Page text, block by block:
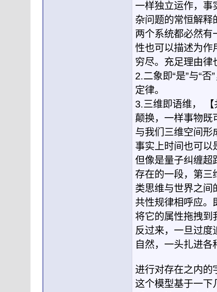
一样独立运作，事
杂问题的常恒解释
两个系统都必然有
性也可以描述为作
穷尽。充足理由律
2.二象即“是”与“
定律。
3.三维即语维，
颠换，一样事物既
与我们三维空间形
事实上时间也可以
但像是量子纠缠超
存在的一段，第三
类思维与世界之间
共性规律相呼应。
将它的属性拖拽到
反过来，一旦过度
自然，一头扎进各
进行对存在之内的
这个模型基于一下